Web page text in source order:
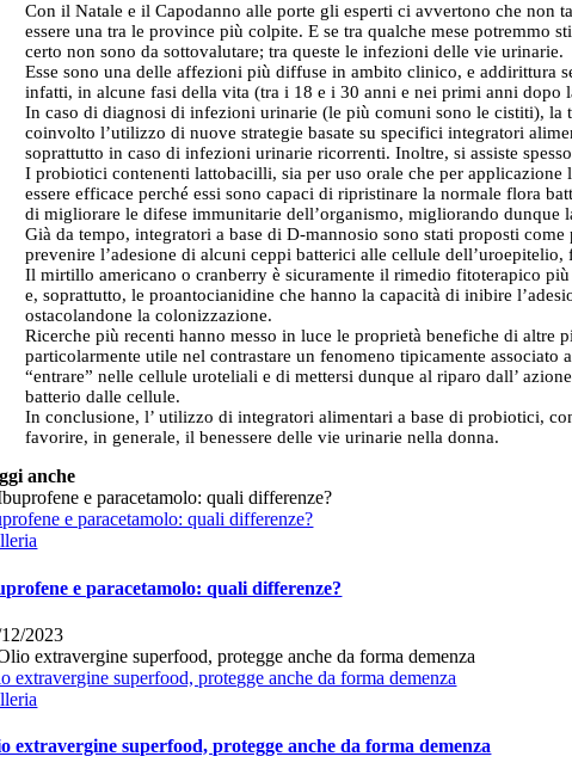
Con il Natale e il Capodanno alle porte gli esperti ci avvertono che non
essere una tra le province più colpite. E se tra qualche mese potremmo
certo non sono da sottovalutare; tra queste le infezioni delle vie urinarie.
Esse sono una delle affezioni più diffuse in ambito clinico, e addirittura
infatti, in alcune fasi della vita (tra i 18 e i 30 anni e nei primi anni dopo
In caso di diagnosi di infezioni urinarie (le più comuni sono le cistiti), la
coinvolto l’utilizzo di nuove strategie basate su specifici integratori
soprattutto in caso di infezioni urinarie ricorrenti. Inoltre, si assiste
I probiotici contenenti lattobacilli, sia per uso orale che per
essere efficace perché essi sono capaci di ripristinare la normale flora
di migliorare le difese immunitarie dell’organismo, migliorando dunque
Già da tempo, integratori a base di D-mannosio sono stati proposti
prevenire l’adesione di alcuni ceppi batterici alle cellule
Il mirtillo americano o cranberry è sicuramente il rimedio fitoterapico
e, soprattutto, le proantocianidine che hanno la capacità di inibire
ostacolandone la colonizzazione.
Ricerche più recenti hanno messo in luce le proprietà benefiche di altre
particolarmente utile nel contrastare un fenomeno tipicamente
“entrare” nelle cellule uroteliali e di mettersi dunque al riparo dall’
batterio dalle cellule.
In conclusione, l’ utilizzo di integratori alimentari a base di probiotici,
favorire, in generale, il benessere delle vie urinarie nella donna.
anche
e paracetamolo: quali differenze?
e paracetamolo: quali differenze?
2023
extravergine superfood, protegge anche da forma demenza
extravergine superfood, protegge anche da forma demenza